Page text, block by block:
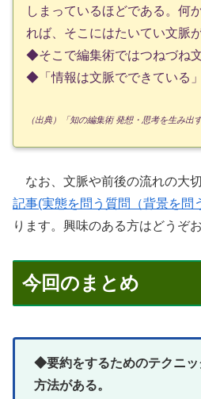
しまっているほどである。何
れば、そこにはたいてい文脈
◆そこで編集術ではつねづね
◆「情報は文脈でできている」
（出典）「知の編集術 発想・思考を生み出
なお、文脈や前後の流れの大
記事(実態を問う質問（背景を問
ります。興味のある方はどうぞ
今回のまとめ
◆要約をするためのテクニ
方法がある。